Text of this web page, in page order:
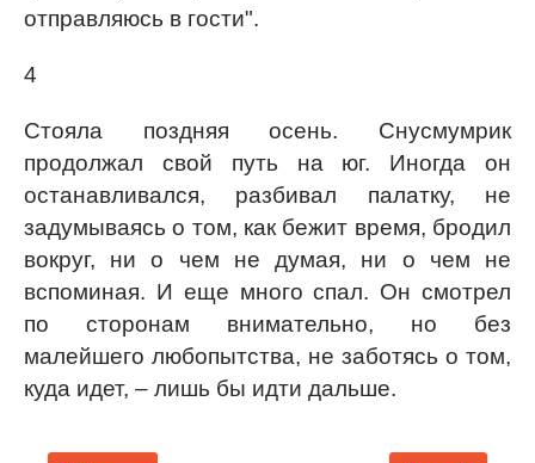
отправляюсь в гости".
4
Стояла поздняя осень. Снусмумрик
продолжал свой путь на юг. Иногда он
останавливался, разбивал палатку, не
задумываясь о том, как бежит время, бродил
вокруг, ни о чем не думая, ни о чем не
вспоминая. И еще много спал. Он смотрел
по сторонам внимательно, но без
малейшего любопытства, не заботясь о том,
куда идет, – лишь бы идти дальше.